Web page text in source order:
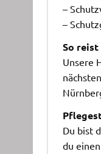
–
–
So reist
Unsere
Du bist
du